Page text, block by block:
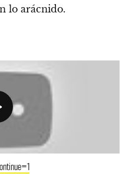
lo arácnido.